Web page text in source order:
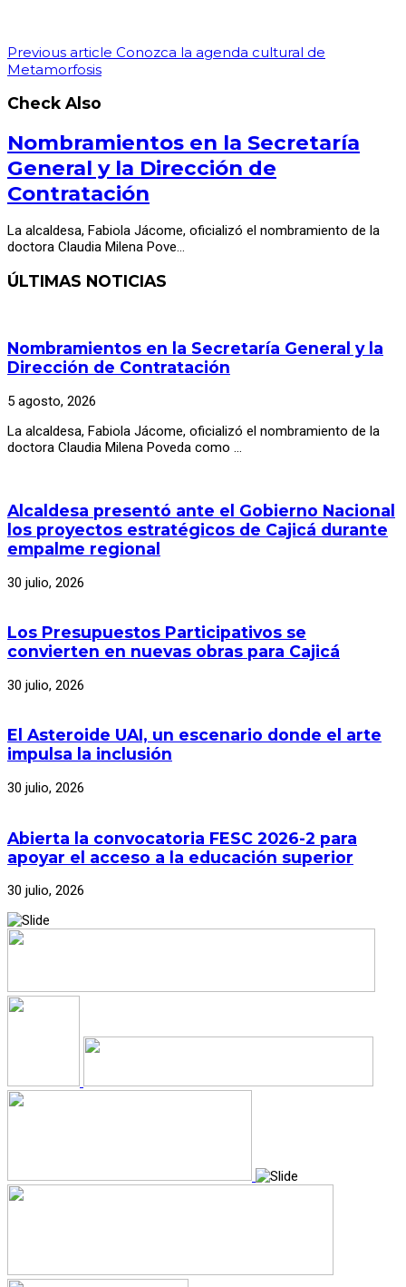
Previous article Conozca la agenda cultural de
Metamorfosis
Check Also
Nombramientos en la Secretaría
General y la Dirección de
Contratación
La alcaldesa, Fabiola Jácome, oficializó el nombramiento de la
doctora Claudia Milena Pove…
ÚLTIMAS NOTICIAS
Nombramientos en la Secretaría General y la
Dirección de Contratación
5 agosto, 2026
La alcaldesa, Fabiola Jácome, oficializó el nombramiento de la
doctora Claudia Milena Poveda como …
Alcaldesa presentó ante el Gobierno Nacional
los proyectos estratégicos de Cajicá durante
empalme regional
30 julio, 2026
Los Presupuestos Participativos se
convierten en nuevas obras para Cajicá
30 julio, 2026
El Asteroide UAI, un escenario donde el arte
impulsa la inclusión
30 julio, 2026
Abierta la convocatoria FESC 2026-2 para
apoyar el acceso a la educación superior
30 julio, 2026